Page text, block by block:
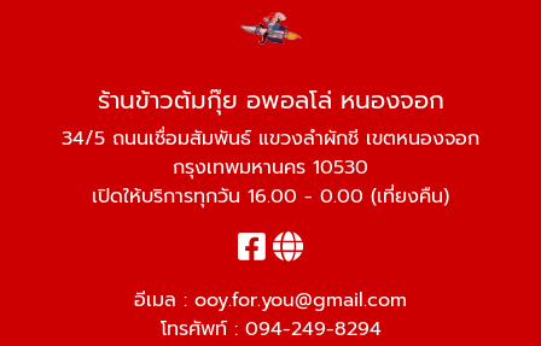
ร้านข้าวต้มกุ๊ย อพอลโล่ หนองจอก
34/5 ถนนเชื่อมสัมพันธ์ แขวงลำผักชี เขตหนองจอก
กรุงเทพมหานคร 10530
เปิดให้บริการทุกวัน 16.00 - 0.00 (เที่ยงคืน)
อีเมล : ooy.for.you@gmail.com
โทรศัพท์ : 094-249-8294